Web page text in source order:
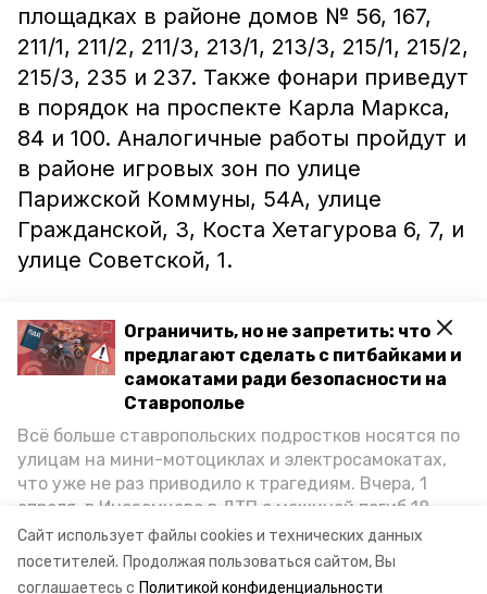
Сайт использует файлы cookies и технических данных
посетителей. Продолжая пользоваться сайтом, Вы
соглашаетесь с Политикой конфиденциальности
Ограничить, но не запретить: что
предлагают сделать с питбайками и
самокатами ради безопасности на
Ставрополье
Всё больше ставропольских подростков носятся по
улицам на мини-мотоциклах и электросамокатах,
что уже не раз приводило к трагедиям. Вчера, 1
апреля, в Иноземцево в ДТП с машиной погиб 18-
летний пассажир питбайка, катавшийся без шлема.
Как избежать несчастных случаев, обсудили на
пресс-конференции «Победы26» в РИЦ СК
площадках в районе домов № 56, 167,
211/1, 211/2, 211/3, 213/1, 213/3, 215/1, 215/2,
215/3, 235 и 237. Также фонари приведут
в порядок на проспекте Карла Маркса,
84 и 100. Аналогичные работы пройдут и
в районе игровых зон по улице
Парижской Коммуны, 54А, улице
Гражданской, 3, Коста Хетагурова 6, 7, и
улице Советской, 1.
Какпишет
проект по улучшению освещения на
детских площадках в Ставрополе
реализуется впервые. В городской
администрации отметили, что на
территории игровых зон не только
обновят существующие фонари, но и
установят автономные системы на
солнечных батареях.